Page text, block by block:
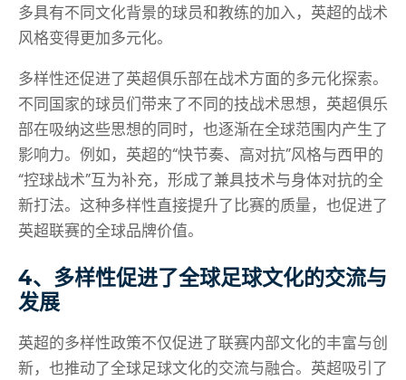
多具有不同文化背景的球员和教练的加入，英超的战术
风格变得更加多元化。
多样性还促进了英超俱乐部在战术方面的多元化探索。
不同国家的球员们带来了不同的技战术思想，英超俱乐
部在吸纳这些思想的同时，也逐渐在全球范围内产生了
影响力。例如，英超的“快节奏、高对抗”风格与西甲的
“控球战术”互为补充，形成了兼具技术与身体对抗的全
新打法。这种多样性直接提升了比赛的质量，也促进了
英超联赛的全球品牌价值。
4、多样性促进了全球足球文化的交流与
发展
英超的多样性政策不仅促进了联赛内部文化的丰富与创
新，也推动了全球足球文化的交流与融合。英超吸引了